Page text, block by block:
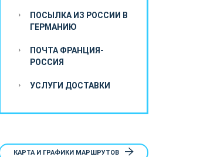
ПОСЫЛКА ИЗ РОССИИ В
ГЕРМАНИЮ
ПОЧТА ФРАНЦИЯ-
РОССИЯ
УСЛУГИ ДОСТАВКИ
КАРТА И ГРАФИКИ МАРШРУТОВ